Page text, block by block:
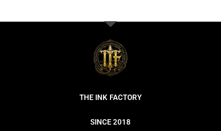
THE INK FACTORY
SINCE 2018